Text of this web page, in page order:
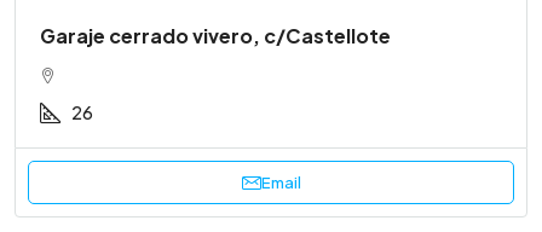
Garaje cerrado vivero, c/Castellote
26
Email